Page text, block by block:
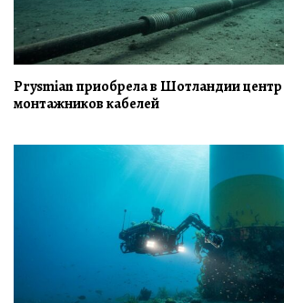
Prysmian приобрела в Шотландии
монтажников кабелей